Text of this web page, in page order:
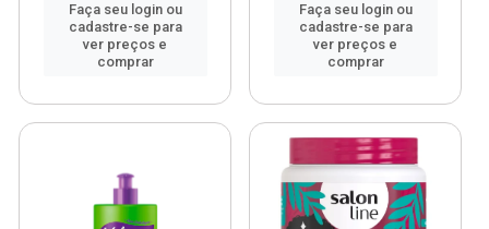
Faça seu login ou
cadastre-se para
ver preços e
comprar
Faça seu login ou
cadastre-se para
ver preços e
comprar